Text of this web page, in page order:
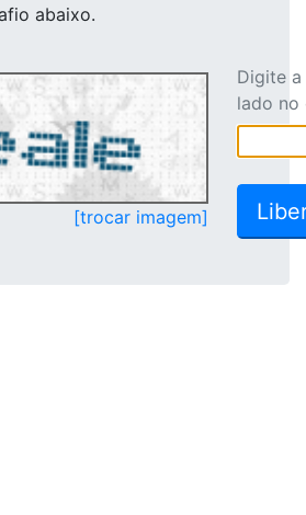
abaixo.
[trocar imagem]
Digite
lado no